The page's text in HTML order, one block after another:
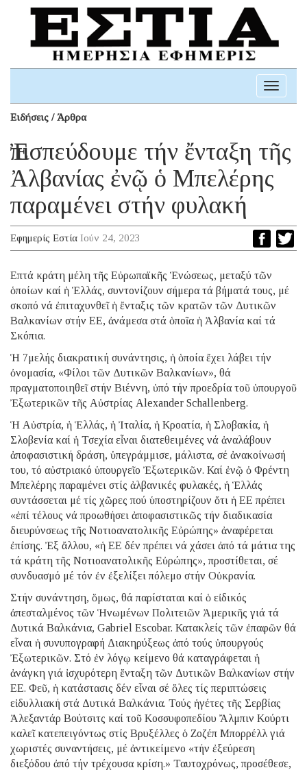
Toggle
Ειδήσεις / Άρθρα
Ἐπισπεύδουμε τήν ἔνταξη τῆς
Ἀλβανίας ἐνῷ ὁ Μπελέρης
παραμένει στήν φυλακή
Εφημερίς Εστία Ιούν 24, 2023
Eπτά κράτη μέλη τῆς Εὐρωπαϊκῆς Ἑνώσεως, μεταξύ τῶν
ὁποίων καί ἡ Ἑλλάς, συντονίζουν σήμερα τά βήματά τους, μέ
σκοπό νά ἐπιταχυνθεῖ ἡ ἔνταξις τῶν κρατῶν τῶν Δυτικῶν
Βαλκανίων στήν ΕΕ, ἀνάμεσα στά ὁποῖα ἡ Ἀλβανία καί τά
Σκόπια.
Ἡ 7μελής διακρατική συνάντησις, ἡ ὁποία ἔχει λάβει τήν
ὀνομασία, «Φίλοι τῶν Δυτικῶν Βαλκανίων», θά
πραγματοποιηθεῖ στήν Βιέννη, ὑπό τήν προεδρία τοῦ ὑπουργοῦ
Ἐξωτερικῶν τῆς Αὐστρίας Alexander Schallenberg.
Ἡ Αὐστρία, ἡ Ἑλλάς, ἡ Ἰταλία, ἡ Κροατία, ἡ Σλοβακία, ἡ
Σλοβενία καί ἡ Τσεχία εἶναι διατεθειμένες νά ἀναλάβουν
ἀποφασιστική δράση, ὑπεγράμμισε, μάλιστα, σέ ἀνακοίνωσή
του, τό αὐστριακό ὑπουργεῖο Ἐξωτερικῶν. Καί ἐνῷ ὁ Φρέντη
Μπελέρης παραμένει στίς ἀλβανικές φυλακές, ἡ Ἑλλάς
συντάσσεται μέ τίς χῶρες πού ὑποστηρίζουν ὅτι ἡ ΕΕ πρέπει
«ἐπί τέλους νά προωθήσει ἀποφασιστικῶς τήν διαδικασία
διευρύνσεως τῆς Νοτιοανατολικῆς Εὐρώπης» ἀναφέρεται
ἐπίσης. Ἐξ ἄλλου, «ἡ ΕΕ δέν πρέπει νά χάσει ἀπό τά μάτια της
τά κράτη τῆς Νοτιοανατολικῆς Εὐρώπης», προστίθεται, σέ
συνδυασμό μέ τόν ἐν ἐξελίξει πόλεμο στήν Οὐκρανία.
Στήν συνάντηση, ὅμως, θά παρίσταται καί ὁ εἰδικός
ἀπεσταλμένος τῶν Ἡνωμένων Πολιτειῶν Ἀμερικῆς γιά τά
Δυτικά Βαλκάνια, Gabriel Escobar. Κατακλείς τῶν ἐπαφῶν θά
εἶναι ἡ συνυπογραφή Διακηρύξεως ἀπό τούς ὑπουργούς
Ἐξωτερικῶν. Στό ἐν λόγῳ κείμενο θά καταγράφεται ἡ
ἀνάγκη γιά ἰσχυρότερη ἔνταξη τῶν Δυτικῶν Βαλκανίων στήν
ΕΕ. Φεῦ, ἡ κατάστασις δέν εἶναι σέ ὅλες τίς περιπτώσεις
εἰδυλλιακή στά Δυτικά Βαλκάνια. Τούς ἡγέτες τῆς Σερβίας
Ἀλεξαντάρ Βούτσιτς καί τοῦ Κοσσυφοπεδίου Ἄλμπιν Κούρτι
καλεῖ κατεπειγόντως στίς Βρυξέλλες ὁ Ζοζέπ Μπορρέλλ γιά
χωριστές συναντήσεις, μέ ἀντικείμενο «τήν ἐξεύρεση
διεξόδου ἀπό τήν τρέχουσα κρίση.» Ταυτοχρόνως, προσέθεσε,